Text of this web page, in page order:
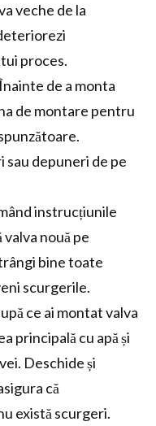
veche de la
proces.
de a monta
de montare pentru
depuneri de pe
instrucțiunile
nouă pe
bine toate
scurgerile.
ce ai montat valva
principală cu apă și
Deschide și
că
există scurgeri.